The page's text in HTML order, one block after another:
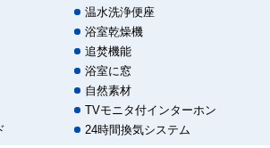
温水洗浄便座
浴室乾燥機
追焚機能
浴室に窓
自然素材
TVモニタ付インターホン
24時間換気システム